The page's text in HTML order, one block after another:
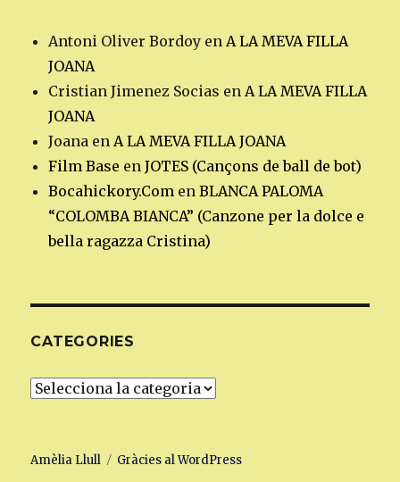
Antoni Oliver Bordoy en A LA MEVA FILLA
JOANA
Cristian Jimenez Socias en A LA MEVA FILLA
JOANA
Joana en A LA MEVA FILLA JOANA
Film Base enJOTES (Cançons de ball de bot)
Bocahickory.Com enBLANCA PALOMA
“COLOMBA BIANCA” (Canzone per la dolce e
bella ragazza Cristina)
CATEGORIES
Categories
Amèlia Llull Gràcies al WordPress